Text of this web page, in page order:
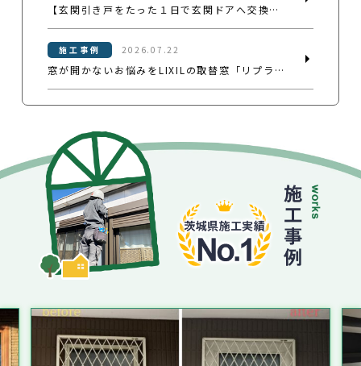
【玄関引き戸をたった１日で玄関ドアへ交換】見た目も防犯性もアップさせた施工事例
施工事例 2026.07.22
窓が開かないお悩みをLIXILの取替窓「リプラス」で解決した施工事例